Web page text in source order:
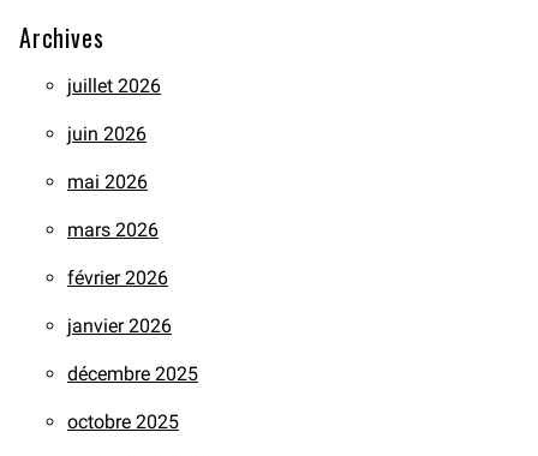
Archives
juillet 2026
juin 2026
mai 2026
mars 2026
février 2026
janvier 2026
décembre 2025
octobre 2025